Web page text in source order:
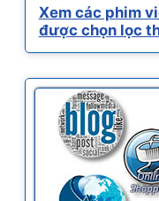
Xem các phim
được chọn lọc